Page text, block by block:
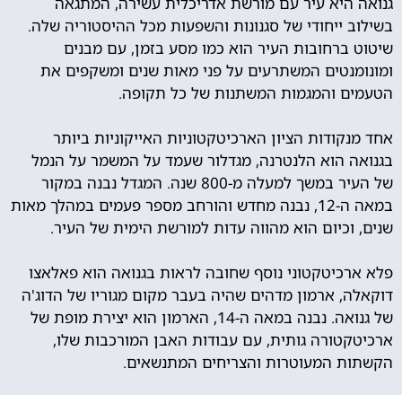
בשילוב ייחודי של סגנונות והשפעות מכל ההיסטוריה שלה.
שיטוט ברחובות העיר הוא כמו מסע בזמן, עם מבנים
ומונומנטים המשתרעים על פני מאות שנים ומשקפים את
הטעמים והמגמות המשתנות של כל תקופה.
אחד מנקודות הציון הארכיטקטוניות האייקוניות ביותר
בגנואה הוא הלנטרנה, מגדלור שעמד על המשמר על הנמל
של העיר במשך למעלה מ-800 שנה. המגדל נבנה במקור
במאה ה-12, נבנה מחדש והורחב מספר פעמים במהלך מאות
שנים, וכיום הוא מהווה עדות למורשת הימית של העיר.
פלא ארכיטקטוני נוסף שחובה לראות בגנואה הוא פאלאצו
דוקאלה, ארמון מדהים שהיה בעבר מקום מגוריו של הדוג'ה
של גנואה. נבנה במאה ה-14, הארמון הוא יצירת מופת של
ארכיטקטורה גותית, עם עבודות האבן המורכבות שלו,
הקשתות המעוטרות והצריחים המתנשאים.